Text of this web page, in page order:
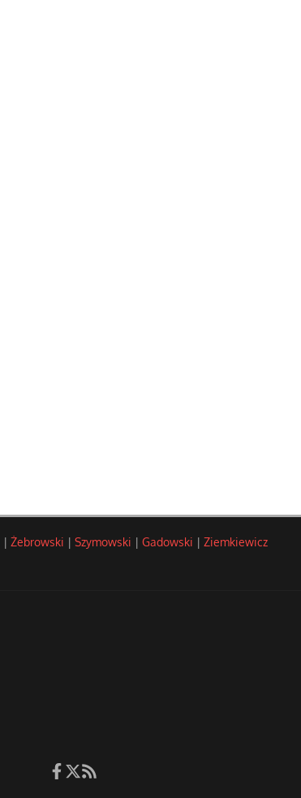
| Żebrowski | Szymowski | Gadowski | Ziemkiewicz